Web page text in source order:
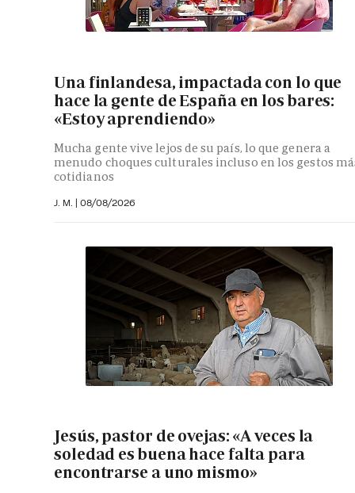
Una finlandesa, impactada con lo que
hace la gente de España en los bares:
«Estoy aprendiendo»
Mucha gente vive lejos de su país, lo que genera a
menudo choques culturales incluso en los gestos
cotidianos
J. M. | 08/08/2026
Jesús, pastor de ovejas: «A veces la
soledad es buena hace falta para
encontrarse a uno mismo»